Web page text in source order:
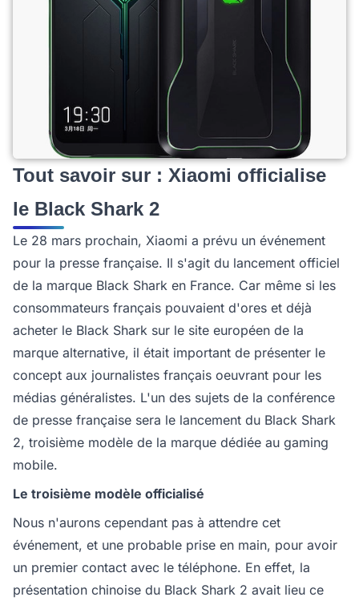
Tout savoir sur : Xiaomi officialise
le Black Shark 2
Le 28 mars prochain, Xiaomi a prévu un événement
pour la presse française. Il s'agit du lancement officiel
de la marque Black Shark en France. Car même si les
consommateurs français pouvaient d'ores et déjà
acheter le Black Shark sur le site européen de la
marque alternative, il était important de présenter le
concept aux journalistes français oeuvrant pour les
médias généralistes. L'un des sujets de la conférence
de presse française sera le lancement du Black Shark
2, troisième modèle de la marque dédiée au gaming
mobile.
Le troisième modèle officialisé
Nous n'aurons cependant pas à attendre cet
événement, et une probable prise en main, pour avoir
un premier contact avec le téléphone. En effet, la
présentation chinoise du Black Shark 2 avait lieu ce